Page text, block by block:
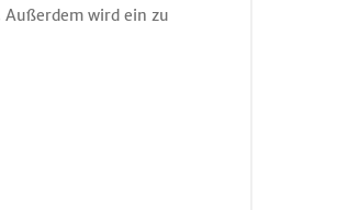
wird ein zu